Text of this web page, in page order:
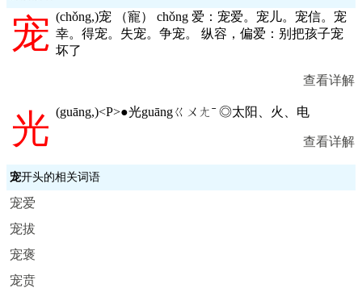
宠 (chǒng,)宠 （寵） chǒng 爱：宠爱。宠儿。宠信。宠
幸。得宠。失宠。争宠。 纵容，偏爱：别把孩子宠
坏了
查看详解
光 (guāng,)<P>●光guāngㄍㄨㄤˉ ◎太阳、火、电
查看详解
宠开头的相关词语
宠爱
宠拔
宠褒
宠贲